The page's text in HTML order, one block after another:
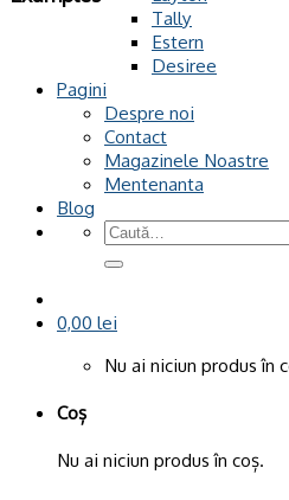
Tally
Estern
Desiree
Pagini
Despre noi
Contact
Magazinele Noastre
Mentenanta
Blog
Caută
0,00 lei
Nu ai niciun produs în
Coș
Nu ai niciun produs în coș.